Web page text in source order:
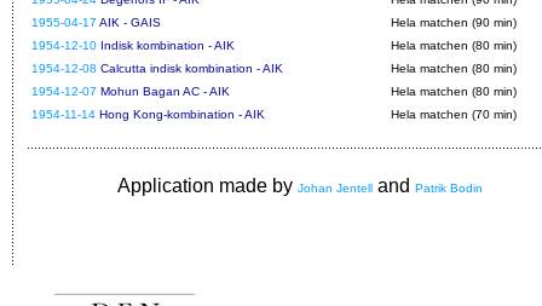
1955-04-17 AIK - GAIS
Hela matchen (90 min)
1954-12-10 Indisk kombination - AIK
Hela matchen (80 min)
1954-12-08 Calcutta indisk kombination - AIK
Hela matchen (80 min)
1954-12-07 Mohun Bagan AC - AIK
Hela matchen (80 min)
1954-11-14 Hong Kong-kombination - AIK Hela matchen (70 min)
Application made by Johan Jentell and Patrik Bodin